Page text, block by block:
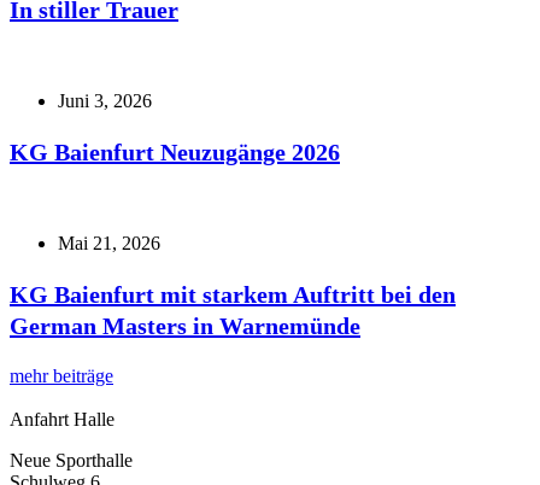
In stiller Trauer
Juni 3, 2026
KG Baienfurt Neuzugänge 2026
Mai 21, 2026
KG Baienfurt mit starkem Auftritt bei den
German Masters in Warnemünde
mehr beiträge
Anfahrt Halle
Neue Sporthalle